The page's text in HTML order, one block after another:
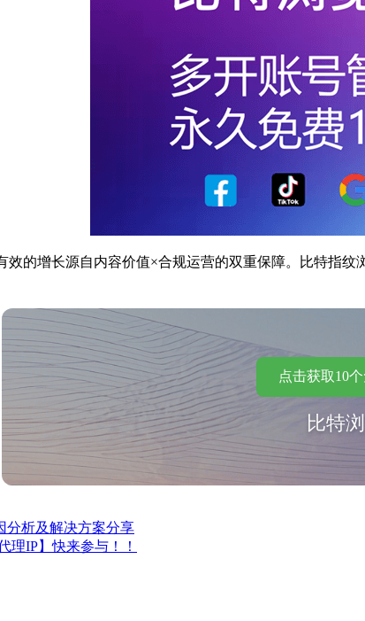
的增长源自内容价值×合规运营的双重保障。比特指纹
点击获取10
比特
分析及解决方案分享
理IP】快来参与！！